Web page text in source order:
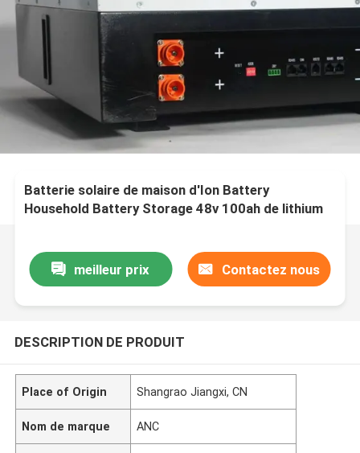
Batterie solaire de maison d'Ion Battery
Household Battery Storage 48v 100ah de lithium
meilleur prix Contactez nous
DESCRIPTION DE PRODUIT
Place of Origin Shangrao Jiangxi, CN
Nom de marque ANC